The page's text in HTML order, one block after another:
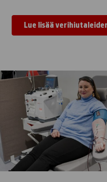
Lue lisää